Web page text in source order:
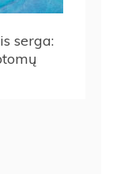
serga: